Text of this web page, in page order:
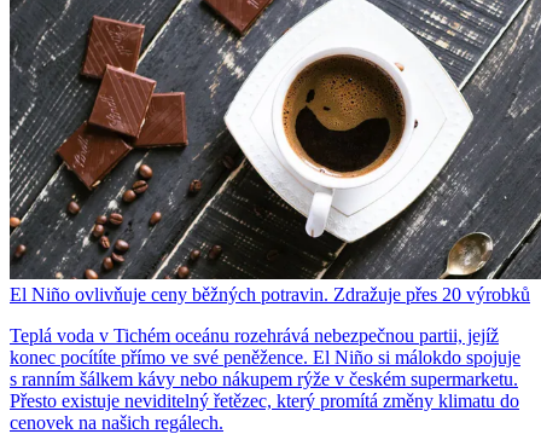
El Niño ovlivňuje ceny běžných potravin. Zdražuje přes 20 výrobků
Teplá voda v Tichém oceánu rozehrává nebezpečnou partii, jejíž
konec pocítíte přímo ve své peněžence. El Niño si málokdo spojuje
s ranním šálkem kávy nebo nákupem rýže v českém supermarketu.
Přesto existuje neviditelný řetězec, který promítá změny klimatu do
cenovek na našich regálech.